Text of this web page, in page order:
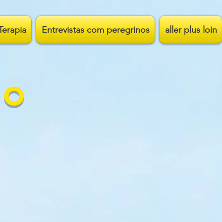
Entrevistas com peregrinos aller plus loin